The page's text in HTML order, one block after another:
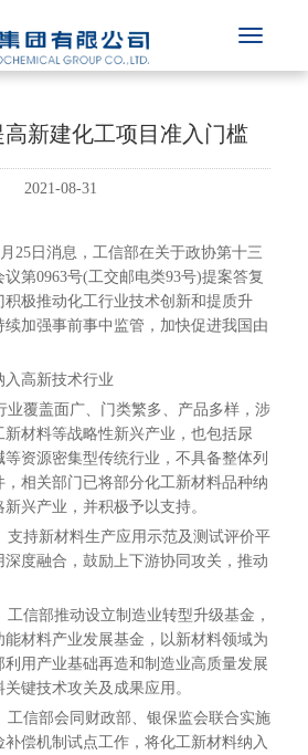
新建化工项目准入门槛
2021-08-31
25日消息，工信部在关于政协第十三
第0963号(工交邮电类93号)提案答复
极推动化工行业技术创新和提质升
加强事前事中监管，加快促进我国由
高新技术行业
覆盖面广、门类繁多、产品多样，涉
材料等战略性新兴产业，也包括尿
资源密集型传统行业，不具备整体列
，相关部门已将部分化工新材料品种纳
兴产业，并积极予以支持。
持新材料生产应用示范及测试评价平
度融合，鼓励上下游协同攻关，推动
信部推动设立制造业转型升级基金，
材料产业发展基金，以新材料领域为
用产业基础再造和制造业高质量发展
键技术攻关及成果应用。
信部会同财政部、银保监会联合实施
偿机制试点工作，将化工新材料纳入